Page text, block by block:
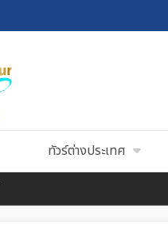
ทัวร์ต่างประเทศ